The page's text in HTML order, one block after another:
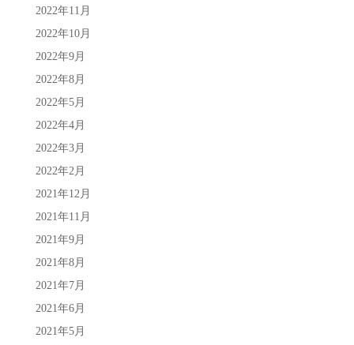
2022年11月
2022年10月
2022年9月
2022年8月
2022年5月
2022年4月
2022年3月
2022年2月
2021年12月
2021年11月
2021年9月
2021年8月
2021年7月
2021年6月
2021年5月